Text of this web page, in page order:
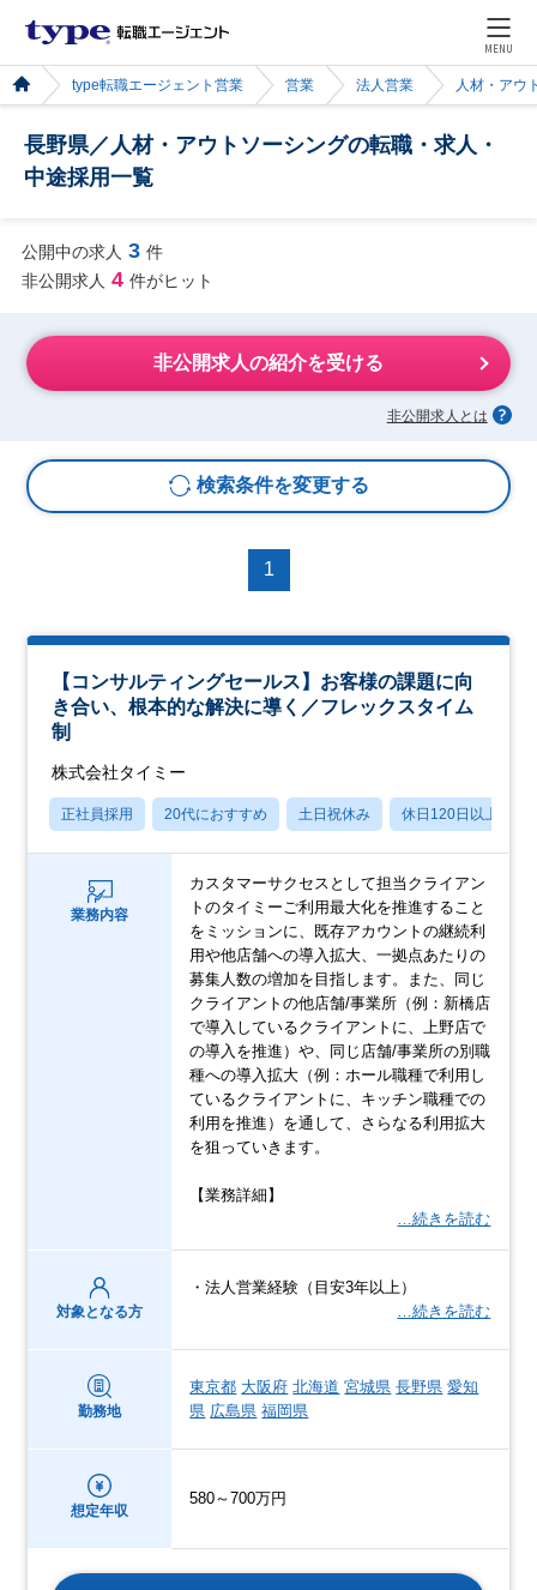
MENU
type転職エージェント営業 営業 法人営業 人材・アウ
長野県／人材・アウトソーシングの転職・求人・
中途採用一覧
公開中の求人 3 件
非公開求人 4 件がヒット
非公開求人の紹介を受ける
非公開求人とは
検索条件を変更する
1
【コンサルティングセールス】お客様の課題に向
き合い、根本的な解決に導く／フレックスタイム
制
株式会社タイミー
正社員採用 20代におすすめ 土日祝休み 休日120日以上
業務内容
カスタマーサクセスとして担当クライアン
トのタイミーご利用最大化を推進すること
をミッションに、既存アカウントの継続利
用や他店舗への導入拡大、一拠点あたりの
募集人数の増加を目指します。また、同じ
クライアントの他店舗/事業所（例：新橋店
で導入しているクライアントに、上野店で
の導入を推進）や、同じ店舗/事業所の別職
種への導入拡大（例：ホール職種で利用し
ているクライアントに、キッチン職種での
利用を推進）を通して、さらなる利用拡大
を狙っていきます。
【業務詳細】
…続きを読む
対象となる方
・法人営業経験（目安3年以上）
…続きを読む
勤務地
東京都 大阪府 北海道 宮城県 長野県 愛知
県 広島県 福岡県
想定年収
580～700万円